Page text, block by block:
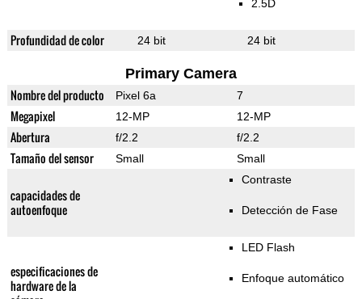
2.5D
Profundidad de color 24 bit 24 bit
Primary Camera
Nombre del producto Pixel 6a 7
Megapixel 12-MP 12-MP
Abertura f/2.2 f/2.2
Tamaño del sensor Small Small
capacidades de
autoenfoque
Contraste
Detección de Fase
especificaciones de
hardware de la
LED Flash
Enfoque automático